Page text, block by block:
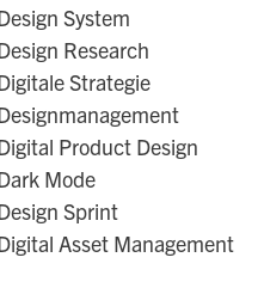
System
Research
Strategie
Product Design
Mode
Sprint
Asset Management